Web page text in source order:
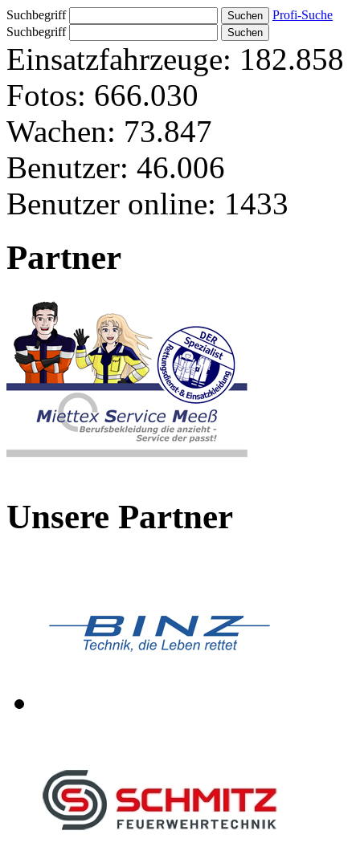
Suchbegriff
Profi-Suche
Suchbegriff
Einsatzfahrzeuge: 182.858
Fotos: 666.030
Wachen: 73.847
Benutzer: 46.006
Benutzer online: 1433
Partner
Unsere Partner